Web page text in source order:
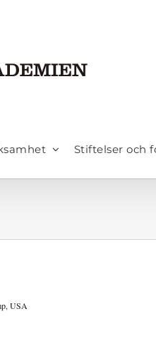
Stiftelser och
, USA